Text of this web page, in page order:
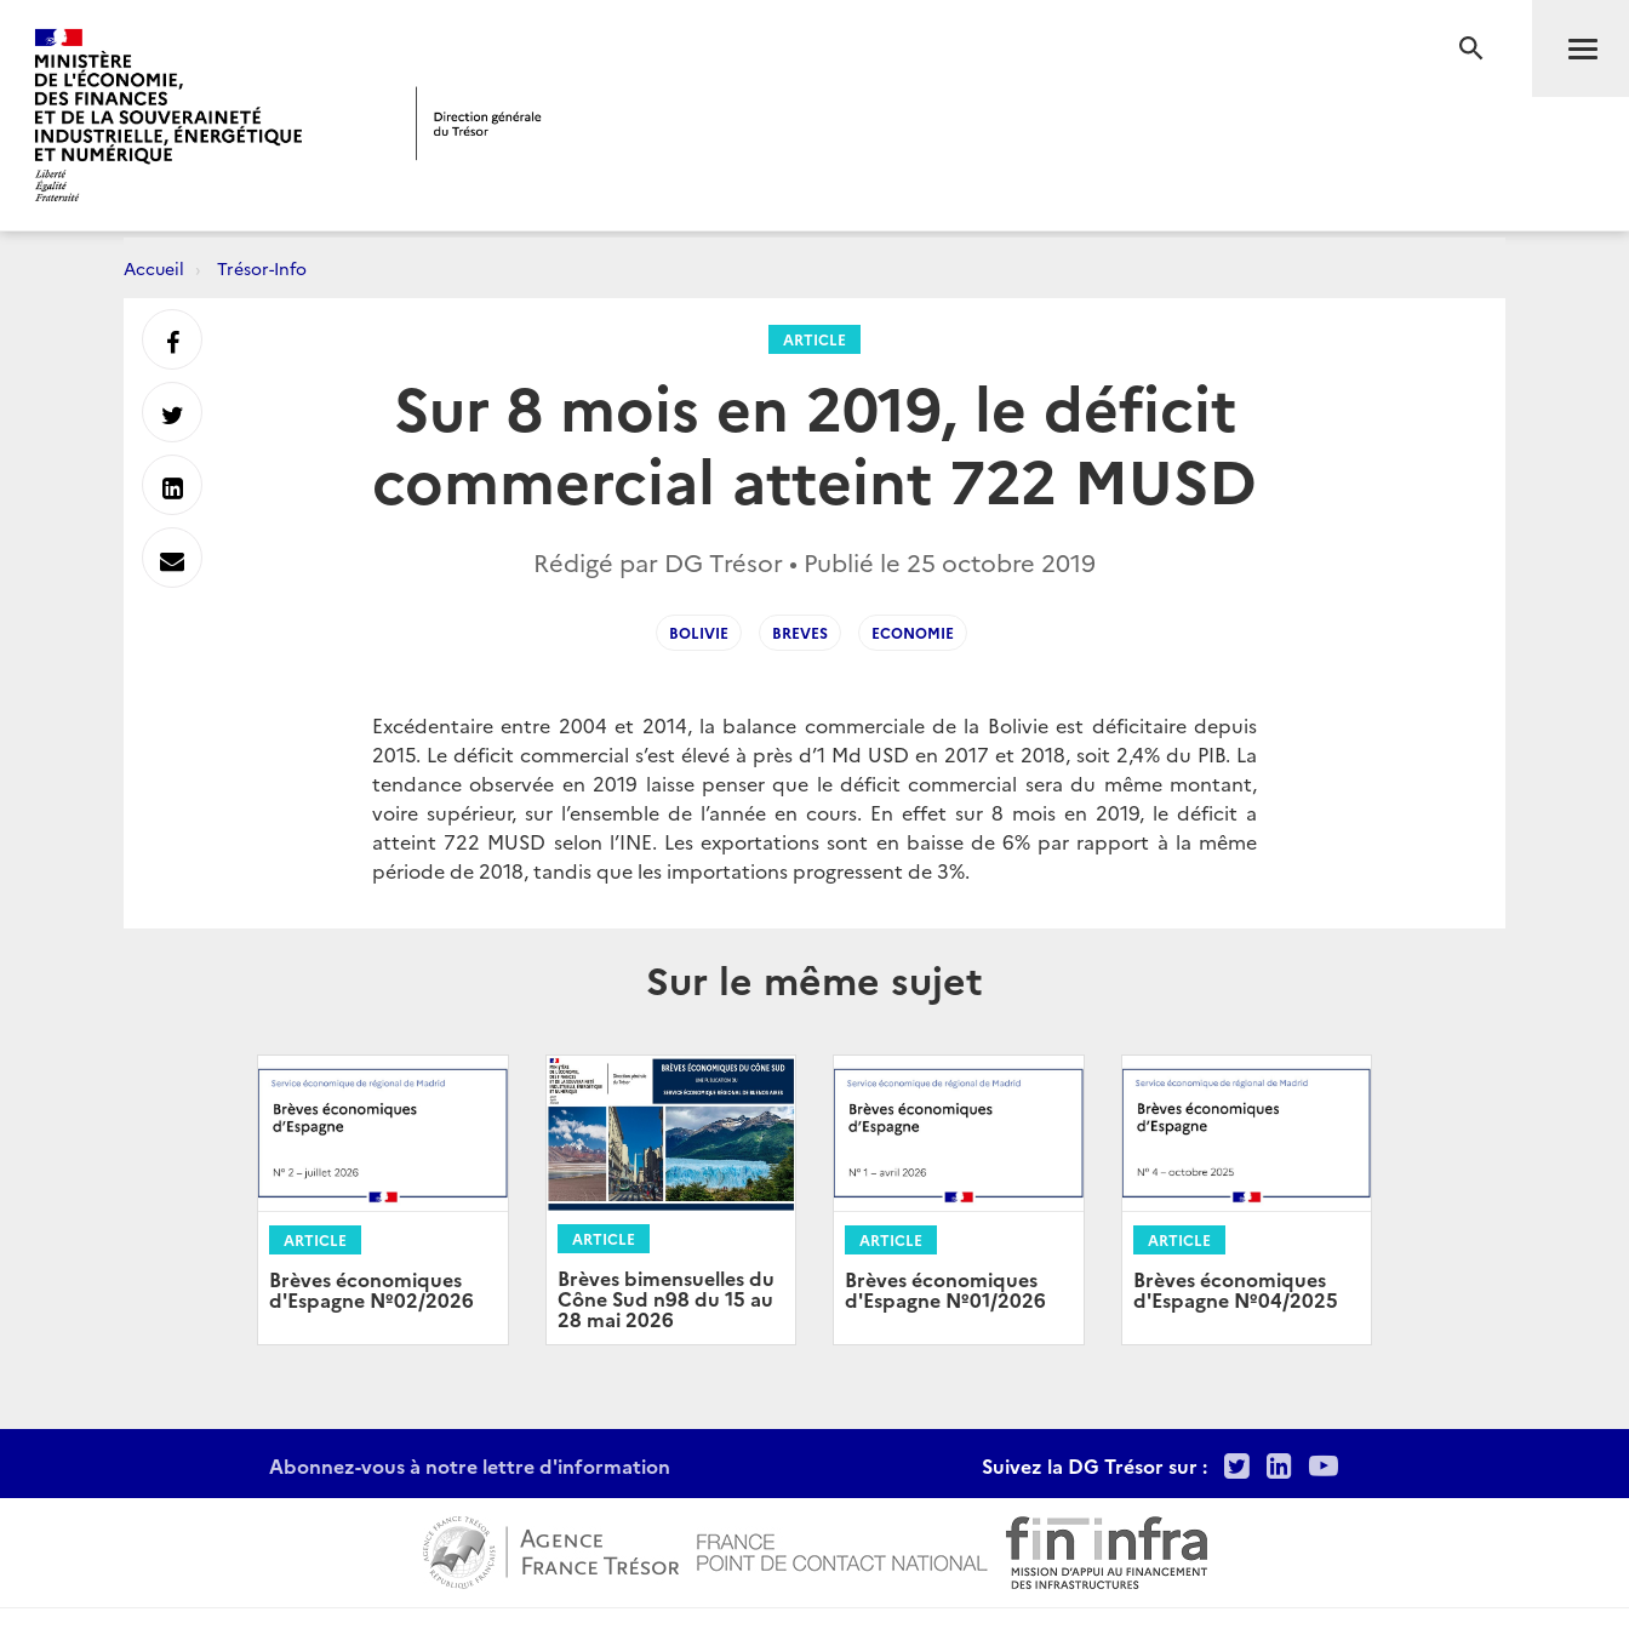
RECHERCHE
Accueil Trésor-Info
ARTICLE
Sur 8 mois en 2019, le déficit
commercial atteint 722 MUSD
Rédigé par DG Trésor • Publié le 25 octobre 2019
BOLIVIE BREVES ECONOMIE
Excédentaire entre 2004 et 2014, la balance commerciale de la Bolivie est déficitaire depuis
2015. Le déficit commercial s’est élevé à près d’1 Md USD en 2017 et 2018, soit 2,4% du PIB. La
tendance observée en 2019 laisse penser que le déficit commercial sera du même montant,
voire supérieur, sur l’ensemble de l’année en cours. En effet sur 8 mois en 2019, le déficit a
atteint 722 MUSD selon l’INE. Les exportations sont en baisse de 6% par rapport à la même
période de 2018, tandis que les importations progressent de 3%.
Sur le même sujet
ARTICLE
Brèves économiques
d'Espagne Nº02/2026
ARTICLE
Brèves bimensuelles du
Cône Sud n98 du 15 au
28 mai 2026
ARTICLE
Brèves économiques
d'Espagne Nº01/2026
ARTICLE
Brèves économiques
d'Espagne Nº04/2025
Partager
sur
Partager
sur
Partager
sur
Envoyer
Abonnez-vous à notre lettre d'information Suivez la DG Trésor sur : TwitterLinkedIn
Youtube